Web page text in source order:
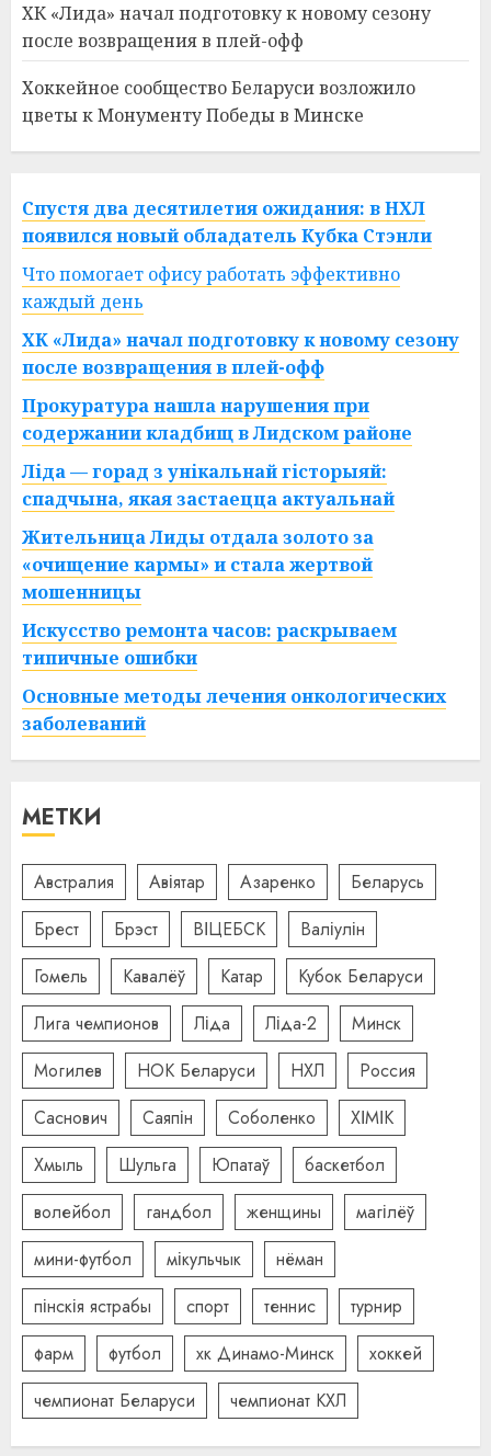
ХК «Лида» начал подготовку к новому сезону
после возвращения в плей-офф
Хоккейное сообщество Беларуси возложило
цветы к Монументу Победы в Минске
Спустя два десятилетия ожидания: в НХЛ
появился новый обладатель Кубка Стэнли
Что помогает офису работать эффективно
каждый день
ХК «Лида» начал подготовку к новому сезону
после возвращения в плей-офф
Прокуратура нашла нарушения при
содержании кладбищ в Лидском районе
Ліда — горад з унікальнай гісторыяй:
спадчына, якая застаецца актуальнай
Жительница Лиды отдала золото за
«очищение кармы» и стала жертвой
мошенницы
Искусство ремонта часов: раскрываем
типичные ошибки
Основные методы лечения онкологических
заболеваний
МЕТКИ
Австралия Авіятар Азаренко
Беларусь
Брест
Брэст ВІЦЕБСК
Валіулін
Гомель
Кавалёў Катар
Кубок Беларуси
Лига чемпионов
Ліда Ліда-2
Минск
Могилев
НОК Беларуси НХЛ
Россия
Саснович
Саяпін Соболенко
ХІМІК
Хмыль
Шульга Юпатаў
баскетбол
волейбол
гандбол женщины
магілёў
мини-футбол
мікульчык
нёман
пінскія ястрабы
спорт теннис
турнир
фарм
футбол хк Динамо-Минск
хоккей
чемпионат Беларуси
чемпионат КХЛ